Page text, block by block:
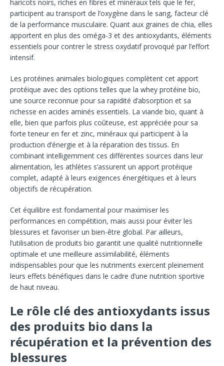
haricots noirs, riches en fibres et minéraux tels que le fer,
participent au transport de l’oxygène dans le sang, facteur clé
de la performance musculaire. Quant aux graines de chia, elles
apportent en plus des oméga-3 et des antioxydants, éléments
essentiels pour contrer le stress oxydatif provoqué par l’effort
intensif.
Les protéines animales biologiques complètent cet apport
protéique avec des options telles que la whey protéine bio,
une source reconnue pour sa rapidité d’absorption et sa
richesse en acides aminés essentiels. La viande bio, quant à
elle, bien que parfois plus coûteuse, est appréciée pour sa
forte teneur en fer et zinc, minéraux qui participent à la
production d’énergie et à la réparation des tissus. En
combinant intelligemment ces différentes sources dans leur
alimentation, les athlètes s’assurent un apport protéique
complet, adapté à leurs exigences énergétiques et à leurs
objectifs de récupération.
Cet équilibre est fondamental pour maximiser les
performances en compétition, mais aussi pour éviter les
blessures et favoriser un bien-être global. Par ailleurs,
l’utilisation de produits bio garantit une qualité nutritionnelle
optimale et une meilleure assimilabilité, éléments
indispensables pour que les nutriments exercent pleinement
leurs effets bénéfiques dans le cadre d’une nutrition sportive
de haut niveau.
Le rôle clé des antioxydants issus
des produits bio dans la
récupération et la prévention des
blessures